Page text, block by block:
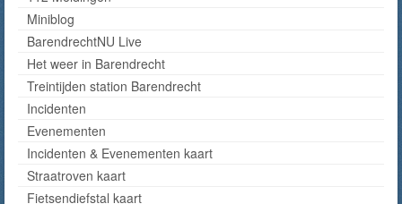
Miniblog
BarendrechtNU Live
Het weer in Barendrecht
Treintijden station Barendrecht
Incidenten
Evenementen
Incidenten & Evenementen kaart
Straatroven kaart
Fietsendiefstal kaart